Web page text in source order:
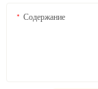
Содержание